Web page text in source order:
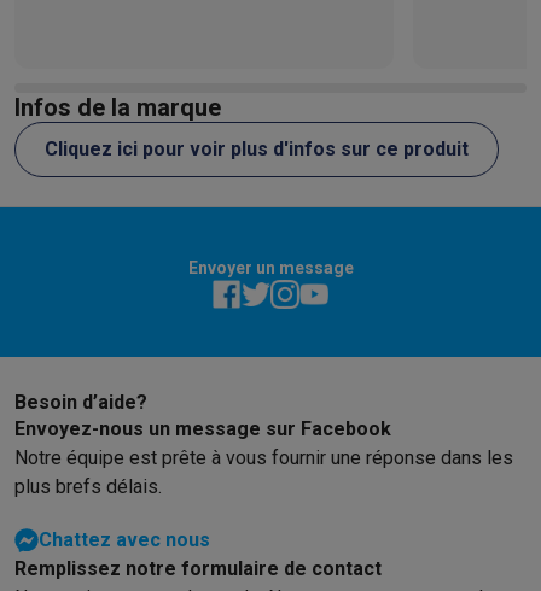
Infos de la marque
Cliquez ici pour voir plus d'infos sur ce produit
Envoyer un message
Besoin d’aide?
Envoyez-nous un message sur Facebook
Notre équipe est prête à vous fournir une réponse dans les
plus brefs délais.
Chattez avec nous
Remplissez notre formulaire de contact